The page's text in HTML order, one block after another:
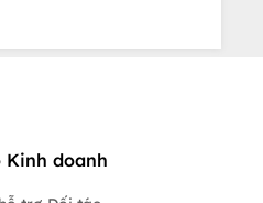
Kinh doanh